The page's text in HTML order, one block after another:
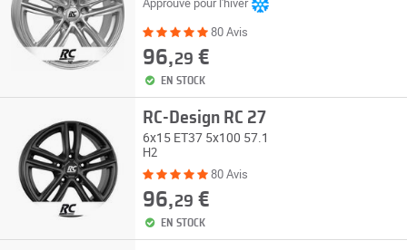
80 Avis
96,29 €
EN STOCK
RC-Design RC 27
6x15 ET37 5x100 57.1
H2
80 Avis
96,29 €
EN STOCK